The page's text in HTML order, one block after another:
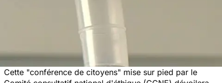
Cette "conférence de citoyens" mise sur pied par le